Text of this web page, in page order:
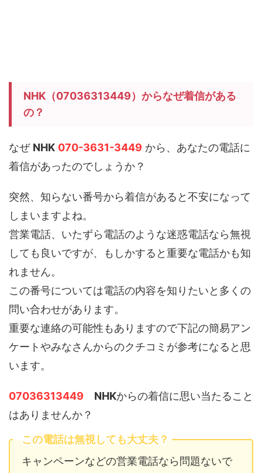
NHK（07036313449）からなぜ着信がある
の？
なぜ NHK 070-3631-3449 から、あなたの電話に
着信があったのでしょうか？
突然、知らない番号から着信があると不安になって
しまいますよね。
営業電話、いたずら電話のような迷惑電話なら無視
しても良いですが、もしかすると重要な電話かも知
れません。
この番号については電話の内容を知りたいと多くの
問い合わせがあります。
重要な連絡の可能性もありますので下記の簡易アン
ケートやみなさんからのクチコミが参考になると思
います。
07036313449 NHKからの着信に思い当たること
はありませんか？
この電話は無視しても大丈夫？
キャンペーンなどの営業電話なら問題ないで